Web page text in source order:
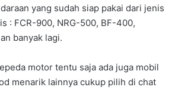
yang sudah siap pakai dari jenis
: FCR-900, NRG-500, BF-400,
banyak lagi.
motor tentu saja ada juga mobil
menarik lainnya cukup pilih di chat